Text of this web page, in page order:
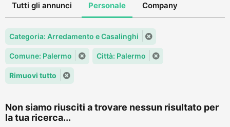
Tutti gli annunci Personale Company
Categoria: Arredamento e Casalinghi
Comune: Palermo Città: Palermo
Rimuovi tutto
Non siamo riusciti a trovare nessun risultato per
la tua ricerca...